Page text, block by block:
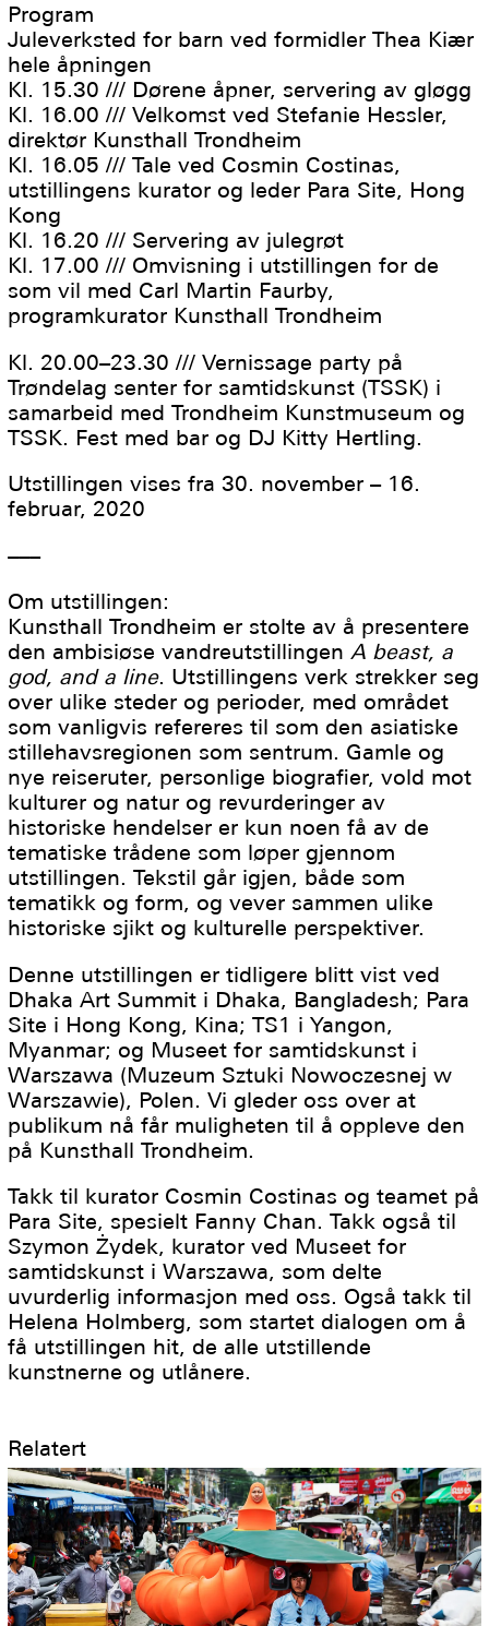
Program
Juleverksted for barn ved formidler Thea Kiær
hele åpningen
Kl. 15.30 /// Dørene åpner, servering av gløgg
Kl. 16.00 /// Velkomst ved Stefanie Hessler,
direktør Kunsthall Trondheim
Kl. 16.05 /// Tale ved Cosmin Costinas,
utstillingens kurator og leder Para Site, Hong
Kong
Kl. 16.20 /// Servering av julegrøt
Kl. 17.00 /// Omvisning i utstillingen for de
som vil med Carl Martin Faurby,
programkurator Kunsthall Trondheim
Kl. 20.00–23.30 /// Vernissage party på
Trøndelag senter for samtidskunst (TSSK) i
samarbeid med Trondheim Kunstmuseum og
TSSK. Fest med bar og DJ Kitty Hertling.
Utstillingen vises fra 30. november – 16.
februar, 2020
–––
Om utstillingen:
Kunsthall Trondheim er stolte av å presentere
den ambisiøse vandreutstillingenA beast, a
god, and a line. Utstillingens verk strekker seg
over ulike steder og perioder, med området
som vanligvis refereres til som den asiatiske
stillehavsregionen som sentrum. Gamle og
nye reiseruter, personlige biografier, vold mot
kulturer og natur og revurderinger av
historiske hendelser er kun noen få av de
tematiske trådene som løper gjennom
utstillingen. Tekstil går igjen, både som
tematikk og form, og vever sammen ulike
historiske sjikt og kulturelle perspektiver.
Denne utstillingen er tidligere blitt vist ved
Dhaka Art Summit i Dhaka, Bangladesh; Para
Site i Hong Kong, Kina; TS1 i Yangon,
Myanmar; og Museet for samtidskunst i
Warszawa (Muzeum Sztuki Nowoczesnej w
Warszawie), Polen. Vi gleder oss over at
publikum nå får muligheten til å oppleve den
på Kunsthall Trondheim.
Takk til kurator Cosmin Costinas og teamet på
Para Site, spesielt Fanny Chan. Takk også til
Szymon Żydek, kurator ved Museet for
samtidskunst i Warszawa, som delte
uvurderlig informasjon med oss. Også takk til
Helena Holmberg, som startet dialogen om å
få utstillingen hit, de alle utstillende
kunstnerne og utlånere.
Relatert